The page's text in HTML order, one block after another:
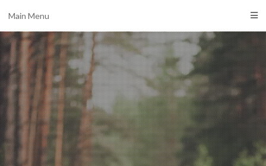
Main Menu